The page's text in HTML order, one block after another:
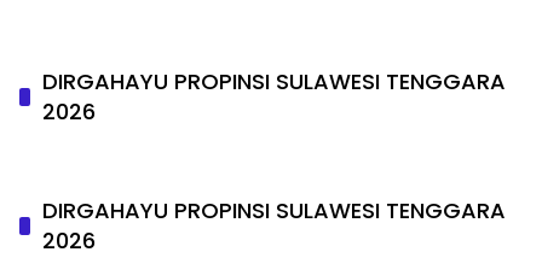
DIRGAHAYU PROPINSI SULAWESI TENGGARA
2026
DIRGAHAYU PROPINSI SULAWESI TENGGARA
2026